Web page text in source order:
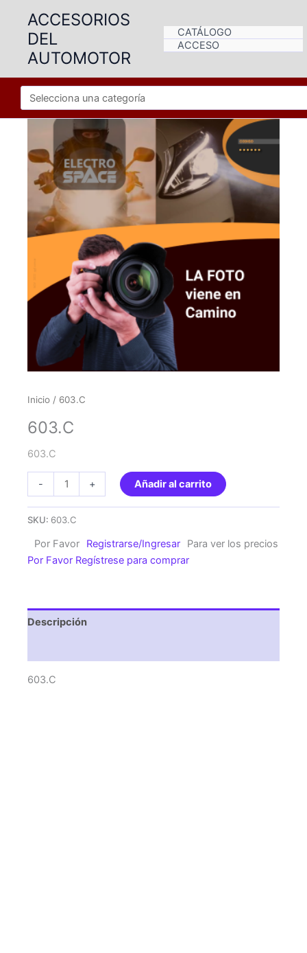
contenido
ACCESORIOS
DEL
AUTOMOTOR
CATÁLOGO
ACCESO
Inicio / 603.C
603.C
603.C
-
cantidad
+ Añadir al carrito
SKU: 603.C
Por Favor Registrarse/Ingresar
Para ver los precios
Por Favor Regístrese para comprar
Descripción
603.C